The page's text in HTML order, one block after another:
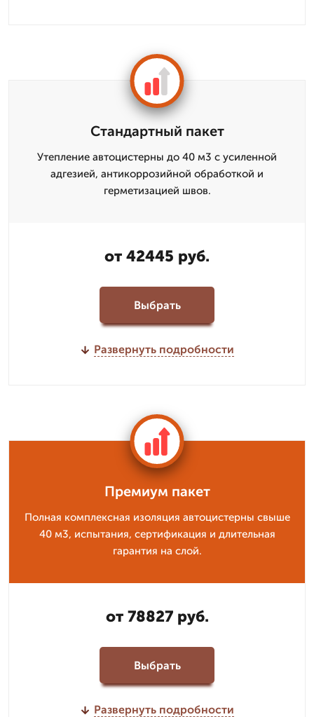
Стандартный пакет
Утепление автоцистерны до 40 м3 с усиленной
адгезией, антикоррозийной обработкой и
герметизацией швов.
от 42445 руб.
Выбрать
Развернуть подробности
Премиум пакет
Полная комплексная изоляция автоцистерны свыше
40 м3, испытания, сертификация и длительная
гарантия на слой.
от 78827 руб.
Выбрать
Развернуть подробности